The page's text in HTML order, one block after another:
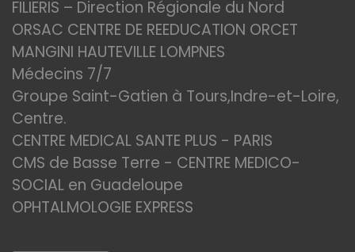
FILIERIS – Direction Régionale du Nord
ORSAC CENTRE DE REEDUCATION ORCET
MANGINI HAUTEVILLE LOMPNES
Médecins 7/7
Groupe Saint-Gatien à Tours,Indre-et-Loire,
Centre.
CENTRE MEDICAL SANTE PLUS - PARIS
CMS de Basse Terre - CENTRE MEDICO-
SOCIAL en Guadeloupe
OPHTALMOLOGIE EXPRESS